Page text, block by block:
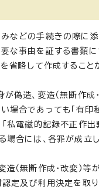
などの手続きの際に
な事由を証する書類
省略して作成すること
偽造、変造（無断作成
場合であっても「有印私
「私電磁的記録不正作
場合には、各罪が成立
造（無断作成・改変）等
認定及び利用決定を取